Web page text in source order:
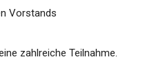
Vorstands
zahlreiche Teilnahme.